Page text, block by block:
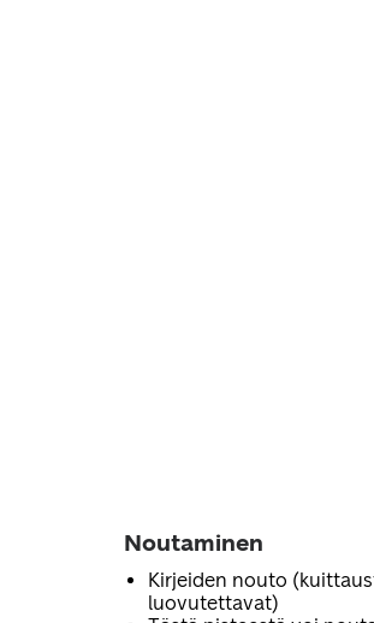
Noutaminen
Kirjeiden nouto
luovutettavat)